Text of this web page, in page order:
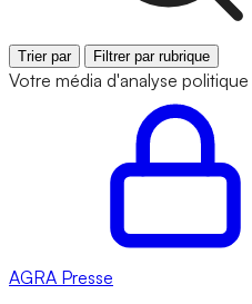
Trier par Filtrer par rubrique
Votre média d'analyse
AGRA Presse